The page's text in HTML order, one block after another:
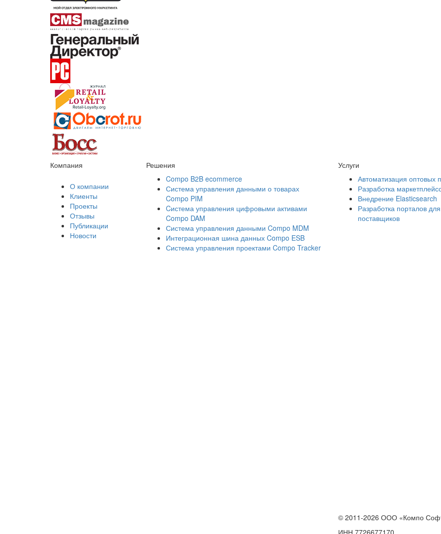
Компания
О компании
Клиенты
Проекты
Отзывы
Публикации
Новости
Решения
Compo B2B ecommerce
Система управления данными о товарах
Compo PIM
Cистема управления цифровыми активами
Compo DAM
Система управления данными Compo MDM
Интеграционная шина данных Compo ESB
Система управления проектами Compo Tracker
Услуги
Автоматизация оптовых
Разработка
Внедрение Elasticsearch
Разработка порталов для
поставщиков
© 2011-2026 ООО «Компо
ИНН 7726677170